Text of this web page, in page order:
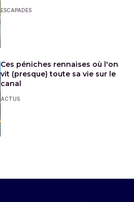
ESCAPADES
Ces péniches rennaises où l'on
vit (presque) toute sa vie sur le
canal
ACTUS